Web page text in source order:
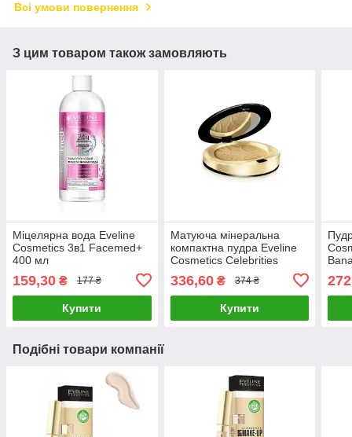
Всі умови повернення
З цим товаром також замовляють
Міцелярна вода Eveline
Cosmetics 3в1 Facemed+
400 мл
159,30 ₴ 177 ₴
Купити
Матуюча мінеральна
компактна пудра Eveline
Cosmetics Celebrities
336,60₴ 374 ₴
Купити
Подібні товари компанії